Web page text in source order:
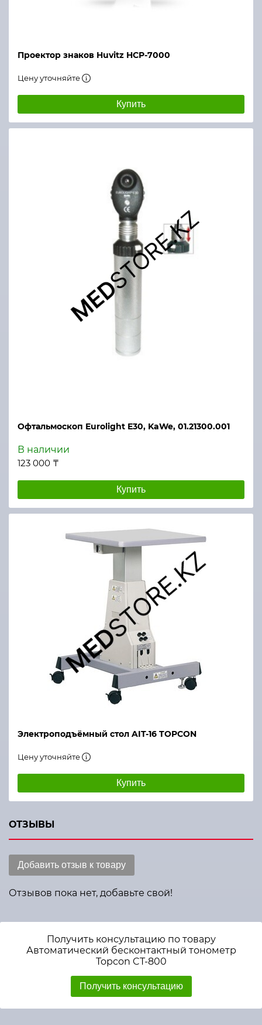
Проектор знаков Huvitz HCP-7000
Цену уточняйте
Купить
Офтальмоскоп Eurolight E30, KaWe, 01.21300.001
В наличии
123 000 ₸
Купить
Электроподъёмный стол AIT-16 TOPCON
Цену уточняйте
Купить
ОТЗЫВЫ
Добавить отзыв к товару
Отзывов пока нет, добавьте свой!
Получить консультацию по товару
Автоматический бесконтактный тонометр
Topcon CT-800
Получить консультацию